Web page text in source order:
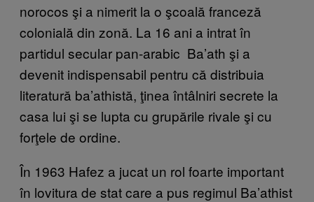
norocos şi a nimerit la o şcoală franceză
colonială din zonă. La 16 ani a intrat în
partidul secular pan-arabic Ba’ath şi a
devenit indispensabil pentru că distribuia
literatură ba’athistă, ţinea întâlniri secrete la
casa lui şi se lupta cu grupările rivale şi cu
forţele de ordine.
În 1963 Hafez a jucat un rol foarte important
în lovitura de stat care a pus regimul Ba’athist